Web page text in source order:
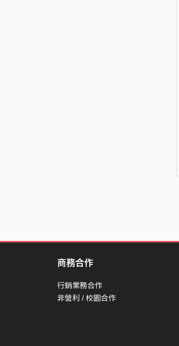
商務合作
行銷業務合作
非營利 / 校園合作